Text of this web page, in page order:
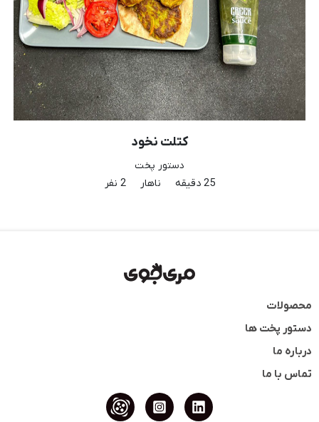
گراتن اسفناج
دستور پخت
35 دقیقه
شام 4 نفر
محصولات
دستور پخت ها
درباره ما
تماس با ما